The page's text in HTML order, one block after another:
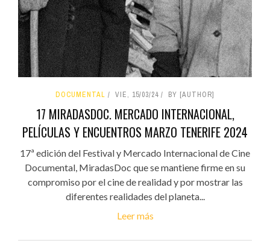
DOCUMENTAL VIE, 15/03/24 BY [AUTHOR]
17 MIRADASDOC. MERCADO INTERNACIONAL,
PELÍCULAS Y ENCUENTROS MARZO TENERIFE 2024
17ª edición del Festival y Mercado Internacional de Cine
Documental, MiradasDoc que se mantiene firme en su
compromiso por el cine de realidad y por mostrar las
diferentes realidades del planeta...
Leer más